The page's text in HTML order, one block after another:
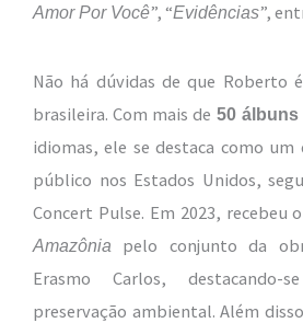
Amor Por Você”, “Evidências”,
Não há dúvidas de que Roberto
brasileira. Com mais de 50 álbuns
idiomas, ele se destaca como
público nos Estados Unidos,
Concert Pulse. Em 2023, recebeu
Amazônia
pelo conjunto da
Erasmo Carlos,
preservação ambiental. Além